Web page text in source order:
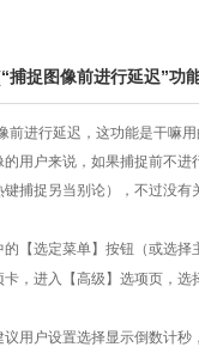
捉图像前进行延迟”功
前进行延迟，这功能是干嘛
用户来说，如果捕捉前不
捕捉另当别论），不过没
【选定菜单】按钮（或选
，进入【高级】选项页，
用户设置选择显示倒数计